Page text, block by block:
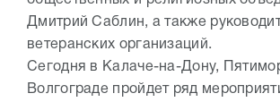
Дмитрий Саблин, а также
ветеранских организаций.
Сегодня в Калаче-на-Дону,
Волгограде пройдет ряд